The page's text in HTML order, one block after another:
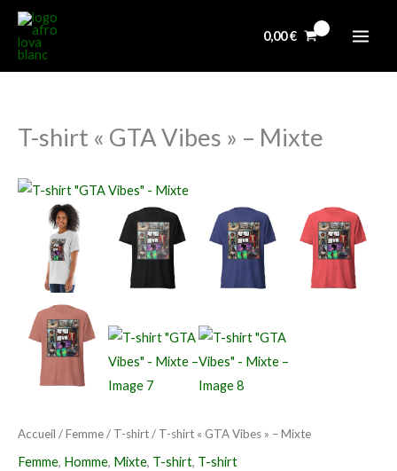
Aller
contenu
0,00€
T-shirt « GTA Vibes » – Mixte
Accueil /Femme/ T-shirt/ T-shirt « GTA Vibes » – Mixte
Femme, Homme, Mixte, T-shirt, T-shirt
quantité
"GTA
Vibes"
Mixte